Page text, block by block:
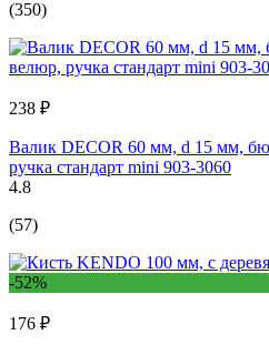
(350)
238 ₽
Валик DECOR 60 мм, d 15 мм,
ручка стандарт mini 903-3060
4.8
(57)
-52%
176 ₽